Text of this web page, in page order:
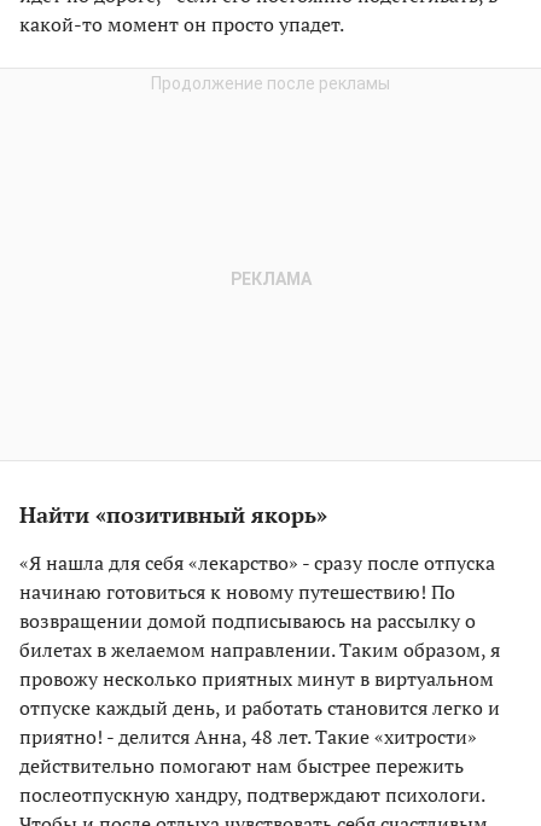
какой-то момент он просто упадет.
Найти «позитивный якорь»
«Я нашла для себя «лекарство» - сразу после отпуска
начинаю готовиться к новому путешествию! По
возвращении домой подписываюсь на рассылку о
билетах в желаемом направлении. Таким образом, я
провожу несколько приятных минут в виртуальном
отпуске каждый день, и работать становится легко и
приятно! - делится Анна, 48 лет. Такие «хитрости»
действительно помогают нам быстрее пережить
послеотпускную хандру, подтверждают психологи.